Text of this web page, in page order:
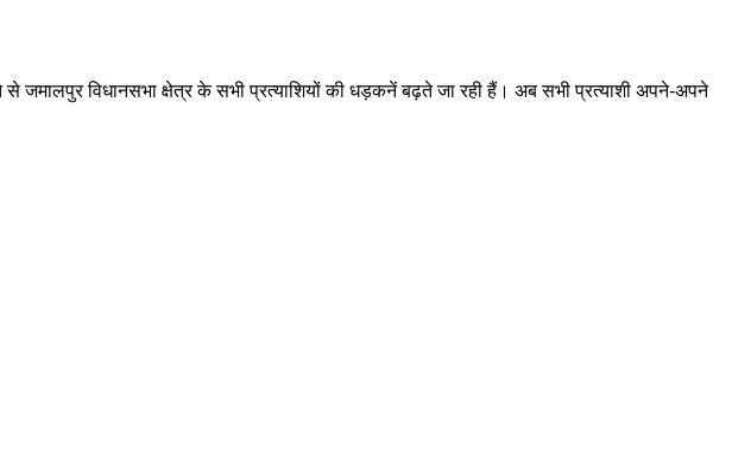
जमालपुर विधानसभा क्षेत्र के सभी प्रत्याशियों की धड़कनें बढ़ते जा रही हैं। अब सभी प्रत्याशी अपने-अपने